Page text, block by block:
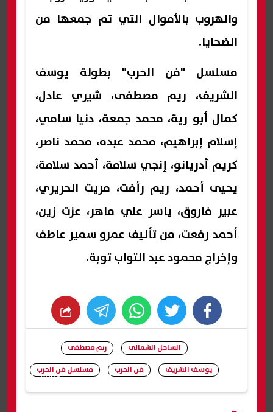
والهروب بالأموال التي تم جمعها من
الضحايا.
مسلسل "فن الحرب" بطولة يوسف
الشريف، ريم مصطفى، شيري عادل،
كمال أبو رية، محمد جمعة، دنيا سامي،
إسلام إبراهيم، محمد عبده، محمد ناصر،
كريم أدريانو، إنجي سلامة، أحمد سلامة،
يحيى أحمد، ريم رأفت، مريت الحريري،
عبير فاروق، ياسر علي ماهر، عزت زين،
أحمد رفعت، من تأليف عمرو سمير عاطف
وإخراج محمود عبد التواب توبة.
facebook
twitter
whats
شارك
الساحل الشمالى
ريم مصطفى
يوسف الشريف
فن الحرب مسلسل فن الحرب